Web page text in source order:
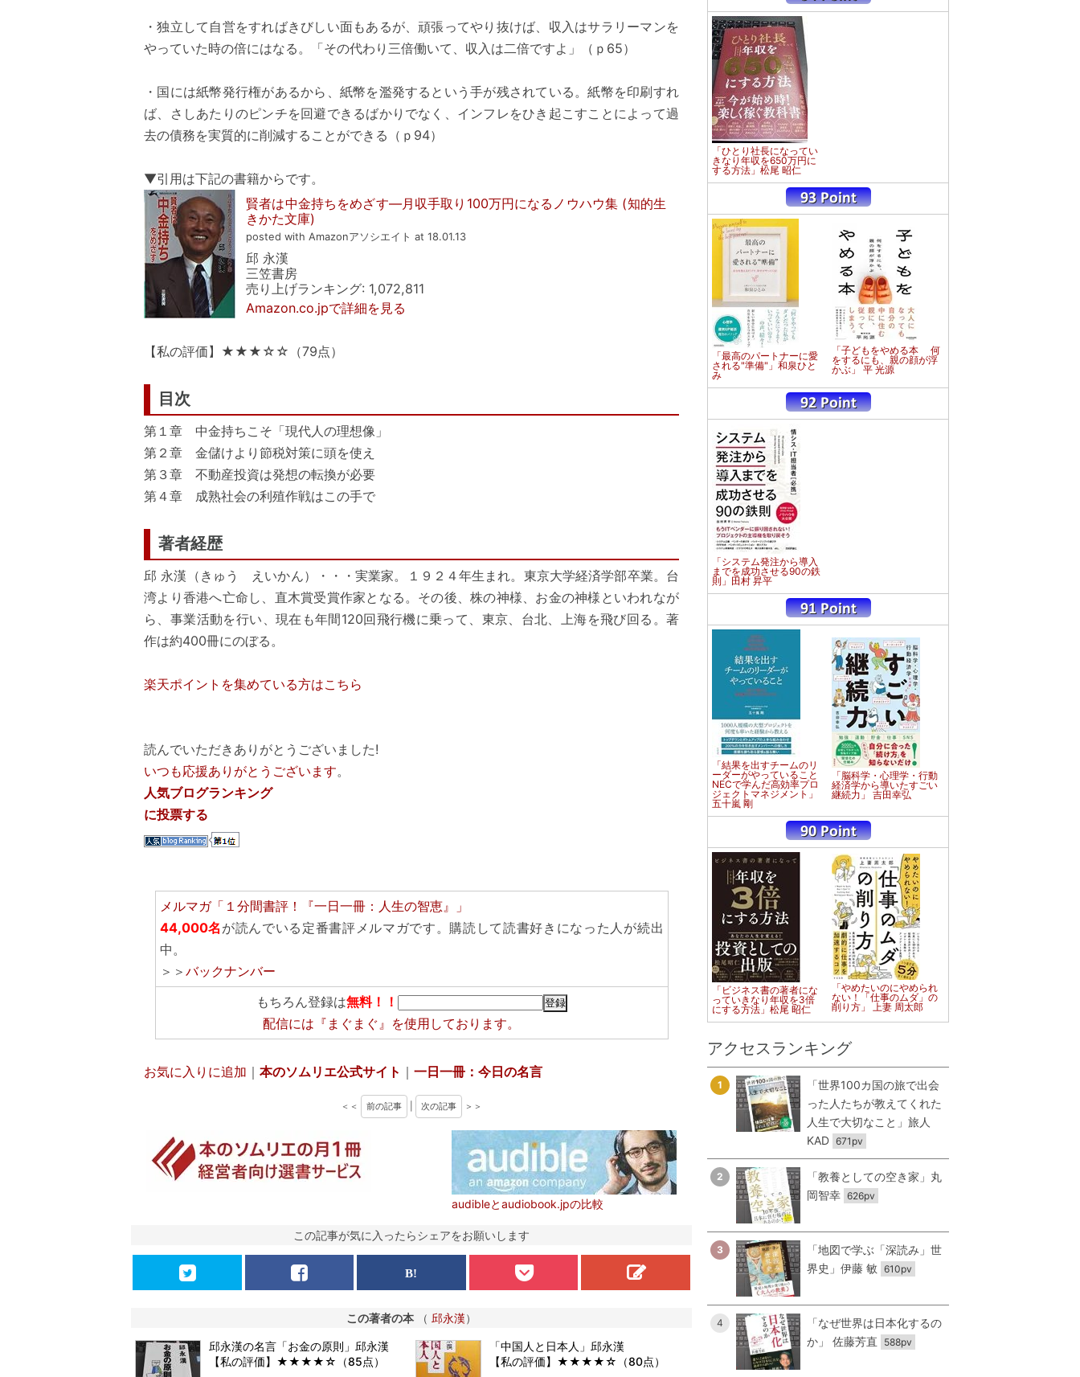
・独立して自営をすればきびしい面もあるが、頑張ってやり抜けば、収入はサラリーマンを
やっていた時の倍にはなる。「その代わり三倍働いて、収入は二倍ですよ」（ｐ65）
・国には紙幣発行権があるから、紙幣を濫発するという手が残されている。紙幣を印刷すれ
ば、さしあたりのピンチを回避できるばかりでなく、インフレをひき起こすことによって過
去の債務を実質的に削減することができる（ｐ94）
▼引用は下記の書籍からです。
賢者は中金持ちをめざす―月収手取り100万円になるノウハウ集 (知的生
きかた文庫)
posted with Amazonアソシエイト at 18.01.13
邱 永漢
三笠書房
売り上げランキング: 1,072,811
Amazon.co.jpで詳細を見る
【私の評価】★★★☆☆（79点）
目次
第１章 中金持ちこそ「現代人の理想像」
第２章 金儲けより節税対策に頭を使え
第３章 不動産投資は発想の転換が必要
第４章 成熟社会の利殖作戦はこの手で
著者経歴
邱 永漢（きゅう えいかん）・・・実業家。１９２４年生まれ。東京大学経済学部卒業。台
湾より香港へ亡命し、直木賞受賞作家となる。その後、株の神様、お金の神様といわれなが
ら、事業活動を行い、現在も年間120回飛行機に乗って、東京、台北、上海を飛び回る。著
作は約400冊にのぼる。
楽天ポイントを集めている方はこちら
読んでいただきありがとうございました!
いつも応援ありがとうございます。
人気ブログランキング
に投票する
メルマガ「１分間書評！『一日一冊：人生の智恵』」
44,000名 が読んでいる定番書評メルマガです。購読して読書好きになった人が続出
中。
＞＞ バックナンバー
もちろん登録は無料！！
配信には 『まぐまぐ』 を使用しております。
お気に入りに追加 ｜本のソムリエ公式サイト ｜一日一冊：今日の名言
＜＜ 前の記事 次の記事 ＞＞
audibleとaudiobook.jpの比較
この記事が気に入ったらシェアをお願いします
この著者の本 （ 邱永漢）
邱永漢の名言「お金の原則」邱永漢
【私の評価】★★★★☆（85点）
「中国人と日本人」邱永漢
【私の評価】★★★★☆（80点）
「ひとり社長になってい
きなり年収を650万円に
する方法」松尾 昭仁
「最高のパートナーに愛
される"準備"」和泉ひと
み
「子どもをやめる本 何
をするにも、親の顔が浮
かぶ」 平 光源
「システム発注から導入
までを成功させる90の鉄
則」田村 昇平
「結果を出すチームのリ
ーダーがやっていること
NECで学んだ高効率プロ
ジェクトマネジメント」
五十嵐 剛
「脳科学・心理学・行動
経済学から導いたすごい
継続力」 吉田幸弘
「ビジネス書の著者にな
っていきなり年収を3倍
にする方法」松尾 昭仁
「やめたいのにやめられ
ない！「仕事のムダ」の
削り方」 上妻 周太郎
アクセスランキング
1
「世界100カ国の旅で出会
った人たちが教えてくれた
人生で大切なこと」旅人
KAD 671pv
2
「教養としての空き家」丸
岡智幸 626pv
3
「地図で学ぶ「深読み」世
界史」伊藤 敏 610pv
4
「なぜ世界は日本化するの
か」 佐藤芳直
588pv